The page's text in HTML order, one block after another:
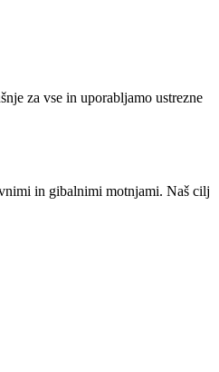
za vse in uporabljamo ustrezne
in gibalnimi motnjami. Naš cilj